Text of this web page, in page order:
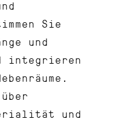
Sie
und
integrieren
und